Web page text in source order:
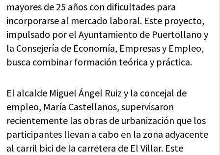
mayores de 25 años con dificultades para
incorporarse al mercado laboral. Este proyecto,
impulsado por el Ayuntamiento de Puertollano y
la Consejería de Economía, Empresas y Empleo,
busca combinar formación teórica y práctica.
El alcalde Miguel Ángel Ruiz y la concejal de
empleo, María Castellanos, supervisaron
recientemente las obras de urbanización que los
participantes llevan a cabo en la zona adyacente
al carril bici de la carretera de El Villar. Este